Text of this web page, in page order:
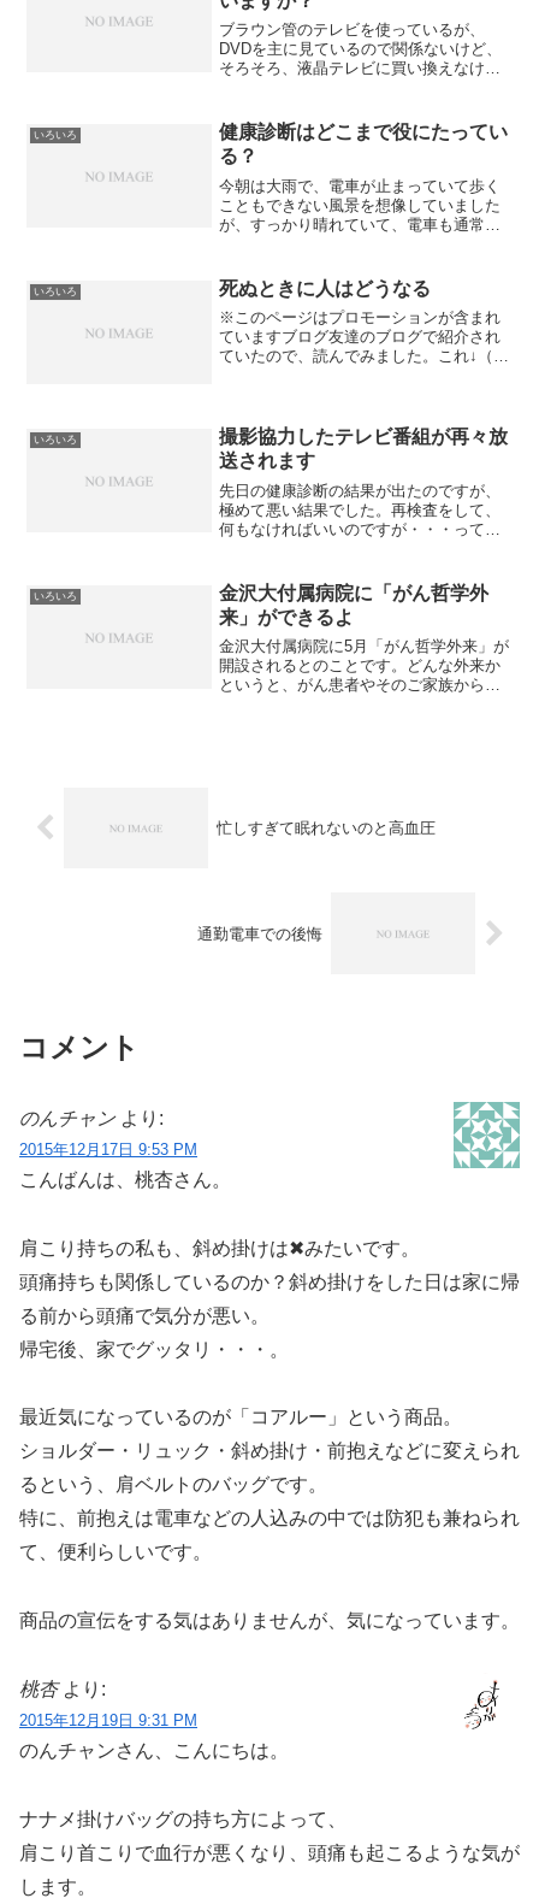
ブラウン管のテレビを使っているが、
DVDを主に見ているので関係ないけど、
そろそろ、液晶テレビに買い換えなけれ
いろいろ
健康診断はどこまで役にたってい
る？
今朝は大雨で、電車が止まっていて歩く
こともできない風景を想像していました
が、すっかり晴れていて、電車も通常運
時、細かい雨が降って、その後には虹が
出ていました。二重の虹です...
いろいろ 死ぬときに人はどうなる
※このページはプロモーションが含まれ
ていますブログ友達のブログで紹介され
ていたので、読んでみました。これ↓（広
無...
いろいろ
撮影協力したテレビ番組が再々放
送されます
先日の健康診断の結果が出たのですが、
極めて悪い結果でした。再検査をして、
何もなければいいのですが・・・って感
の番組が、来月、再々放送されるそうで
す。（番組の告知を手伝っ...
いろいろ
金沢大付属病院に「がん哲学外
来」ができるよ
金沢大付属病院に5月「がん哲学外来」が
開設されるとのことです。どんな外来か
というと、がん患者やそのご家族から病
忙しすぎて眠れないのと高血圧
通勤電車での後悔
コメント
のんチャン より:
2015年12月17日 9:53 PM
こんばんは、桃杏さん。
肩こり持ちの私も、斜め掛けは✖みたいです。
頭痛持ちも関係しているのか？斜め掛けをした日は家に帰
る前から頭痛で気分が悪い。
帰宅後、家でグッタリ・・・。
最近気になっているのが「コアルー」という商品。
ショルダー・リュック・斜め掛け・前抱えなどに変えられ
るという、肩ベルトのバッグです。
特に、前抱えは電車などの人込みの中では防犯も兼ねられ
て、便利らしいです。
商品の宣伝をする気はありませんが、気になっています。
桃杏 より:
2015年12月19日 9:31 PM
のんチャンさん、こんにちは。
ナナメ掛けバッグの持ち方によって、
肩こり首こりで血行が悪くなり、頭痛も起こるような気が
します。